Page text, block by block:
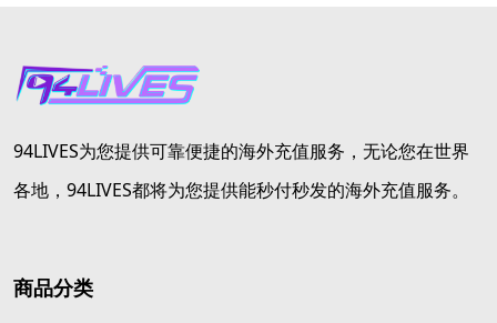
94LIVES为您提供可靠便捷的海外充值服务，无论您在世界
各地，94LIVES都将为您提供能秒付秒发的海外充值服务。
商品分类